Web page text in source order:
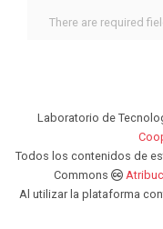
There are required
Laboratorio de
Todos los contenidos de
Commons
Al utilizar la plataforma